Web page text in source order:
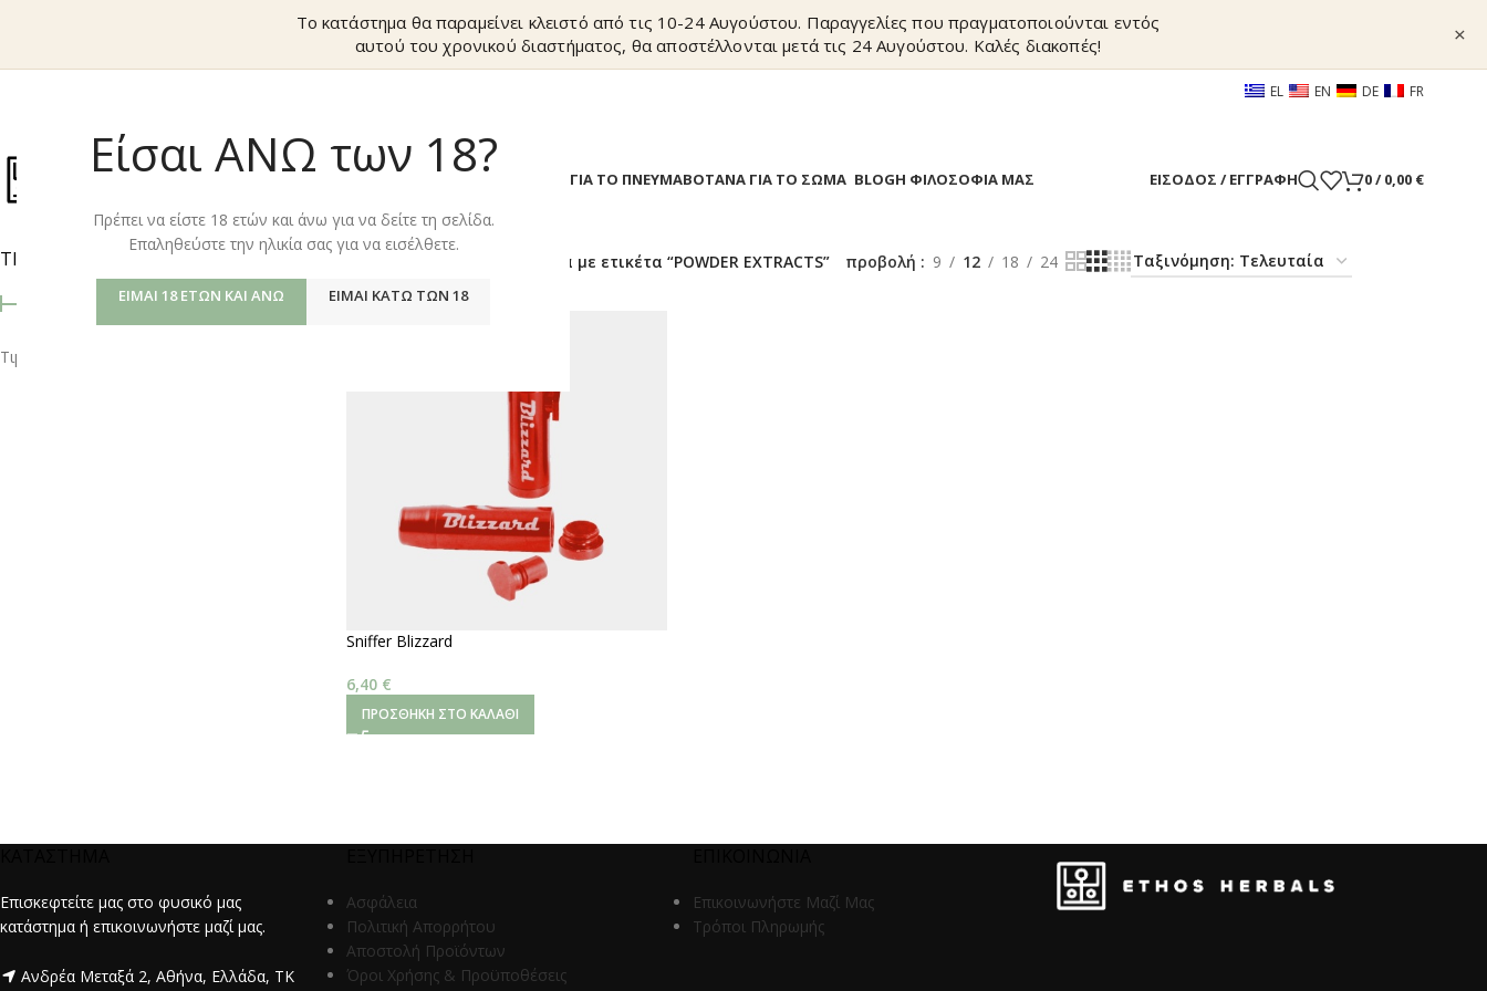
Είσαι ΑΝΩ των 18?
Πρέπει να είστε 18 ετών και άνω για να δείτε τη σελίδα.
Επαληθεύστε την ηλικία σας για να εισέλθετε.
ΕΊΜΑΙ 18 ΕΤΏΝ ΚΑΙ ΆΝΩ ΕΊΜΑΙ ΚΆΤΩ ΤΩΝ 18
Το κατάστημα θα παραμείνει κλειστό από τις 10-24 Αυγούστου. Παραγγελίες που πραγματοποιούνται εντός
αυτού του χρονικού διαστήματος, θα αποστέλλονται μετά τις 24 Αυγούστου. Καλές διακοπές!
×
EL EN DE FR
ΒΟΤΑΝΑ ΓΙΑ ΤΟ ΠΝΕΥΜΑΒΟΤΑΝΑ ΓΙΑ ΤΟ ΣΩΜΑ BLOGΗ ΦΙΛΟΣΟΦΙΑ ΜΑΣ ΕΊΣΟΔΟΣ / ΕΓΓΡΑΦΉ 0/ 0,00 €
ΤΙΜΉ
Τιμή:
Προϊόντα με ετικέτα “POWDER EXTRACTS” προβολή 9 12 18 24
Sniffer Blizzard
6,40 €
ΠΡΟΣΘΉΚΗ ΣΤΟ ΚΑΛΆΘΙ
Επισκεφτείτε μας στο φυσικό μας
κατάστημα ή επικοινωνήστε μαζί μας.
Ανδρέα Μεταξά 2, Αθήνα, Ελλάδα, ΤΚ
Ασφάλεια
Πολιτική Απορρήτου
Αποστολή Προϊόντων
Όροι Χρήσης & Προϋποθέσεις
Επικοινωνήστε Μαζί Μας
Τρόποι Πληρωμής